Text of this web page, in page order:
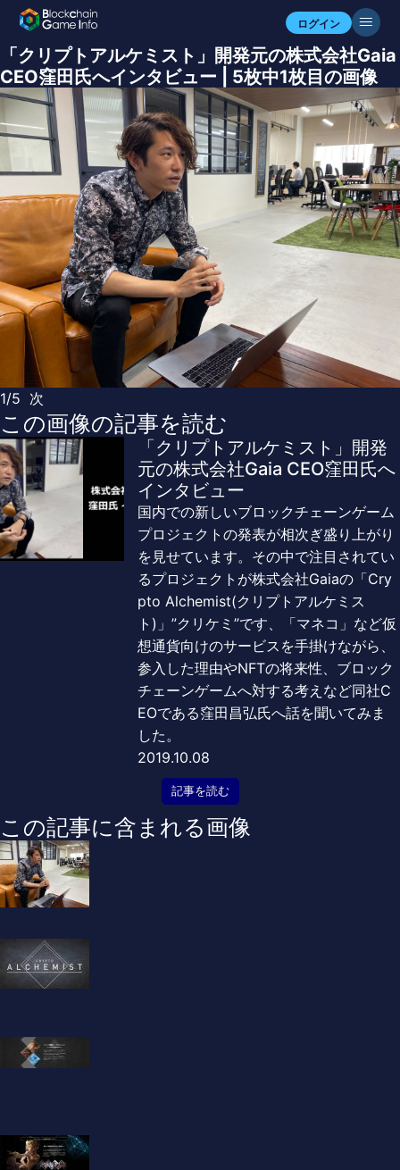
ログイン
「クリプトアルケミスト」開発元の株式会社Gaia
CEO窪田氏へインタビュー | 5枚中1枚目の画像
1/5 次
この画像の記事を読む
「クリプトアルケミスト」開発
元の株式会社Gaia CEO窪田氏へ
インタビュー
国内での新しいブロックチェーンゲーム
プロジェクトの発表が相次ぎ盛り上がり
を見せています。その中で注目されてい
るプロジェクトが株式会社Gaiaの「Cry
pto Alchemist(クリプトアルケミス
ト)」”クリケミ”です、「マネコ」など仮
想通貨向けのサービスを手掛けながら、
参入した理由やNFTの将来性、ブロック
チェーンゲームへ対する考えなど同社C
EOである窪田昌弘氏へ話を聞いてみま
した。
2019.10.08
記事を読む
この記事に含まれる画像